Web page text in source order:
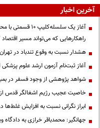
آخرین اخبار
آغاز یک
راهکارهایی که می‌تواند مسیر
هشدار نسبت به وقوع تندباد در تهران
آغاز ثبت‌نام آزمون ارشد علوم پزشکی
شواهد پژوهشی از وجود فسفر در
خاصیت عجیب رژیم اشغالگر قدس از
ابراز نگرانی نسبت به افزایش
جهانگیر: محمدباقر خرازی به